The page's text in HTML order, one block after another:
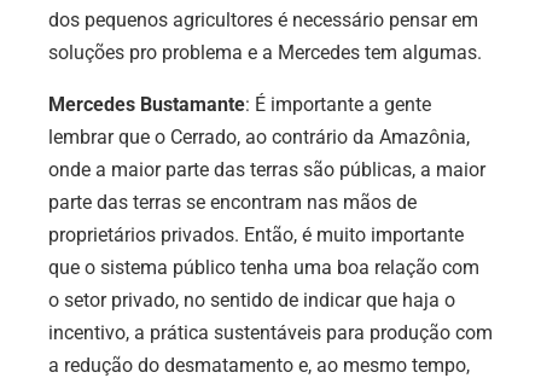
dos pequenos agricultores é necessário pensar em
soluções pro problema e a Mercedes tem algumas.
Mercedes Bustamante: É importante a gente
lembrar que o Cerrado, ao contrário da Amazônia,
onde a maior parte das terras são públicas, a maior
parte das terras se encontram nas mãos de
proprietários privados. Então, é muito importante
que o sistema público tenha uma boa relação com
o setor privado, no sentido de indicar que haja o
incentivo, a prática sustentáveis para produção com
a redução do desmatamento e, ao mesmo tempo,